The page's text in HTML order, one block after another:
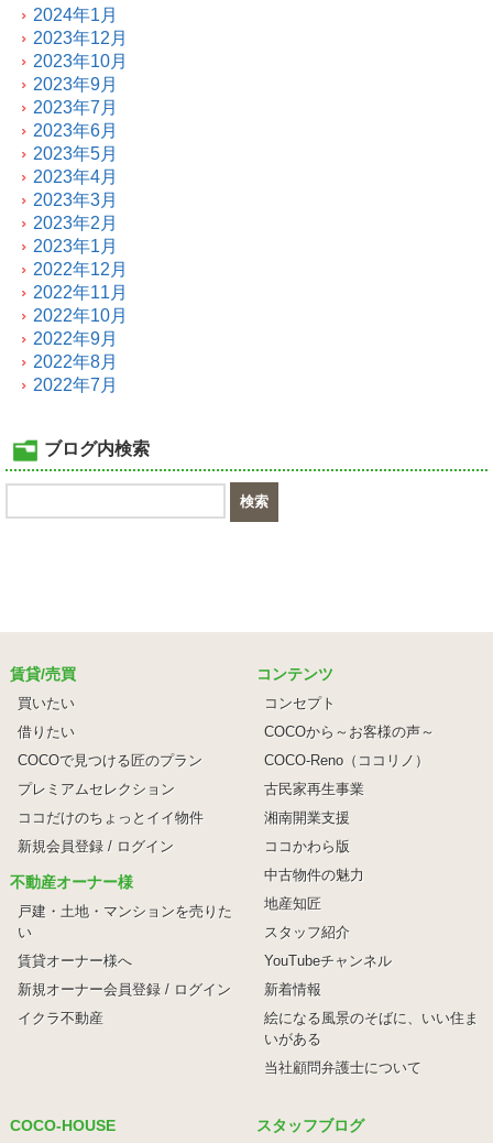
2024年1月
2023年12月
2023年10月
2023年9月
2023年7月
2023年6月
2023年5月
2023年4月
2023年3月
2023年2月
2023年1月
2022年12月
2022年11月
2022年10月
2022年9月
2022年8月
2022年7月
ブログ内検索
賃貸/売買
買いたい
借りたい
COCOで見つける匠のプラン
プレミアムセレクション
ココだけのちょっとイイ物件
新規会員登録 / ログイン
不動産オーナー様
戸建・土地・マンションを売りた
い
賃貸オーナー様へ
新規オーナー会員登録 / ログイン
イクラ不動産
コンテンツ
コンセプト
COCOから～お客様の声～
COCO-Reno（ココリノ）
古民家再生事業
湘南開業支援
ココかわら版
中古物件の魅力
地産知匠
スタッフ紹介
YouTubeチャンネル
新着情報
絵になる風景のそばに、 いい住ま
いがある
当社顧問弁護士について
COCO-HOUSE スタッフブログ